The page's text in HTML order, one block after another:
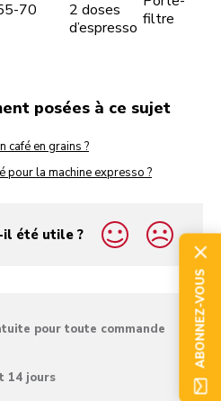
70
2 doses
d’espresso filtre
posées à ce sujet
café en grains ?
pour la machine expresso ?
été utile ?
pour toute commande
14 jours
ABONNEZ-VOUS